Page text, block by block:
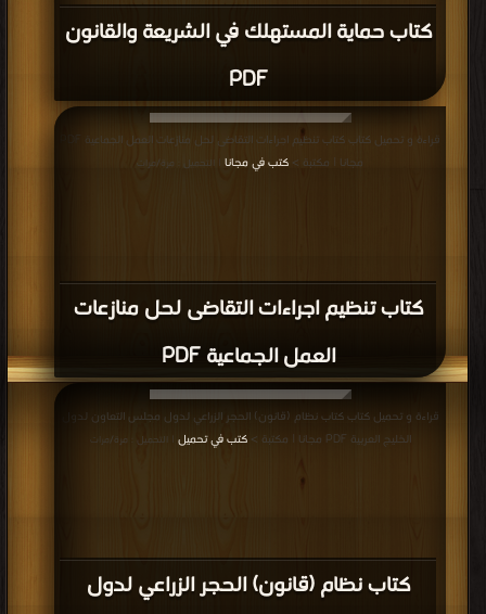
كتاب حماية المستهلك في الشريعة والقانون
PDF
كتاب تنظيم اجراءات التقاضى لحل منازعات
العمل الجماعية PDF
مجانا | مكتبة > كتب في مجانا | التحميل : مرة/مرات
كتاب نظام (قانون) الحجر الزراعي لدول
قراءة و تحميل كتاب كتاب نظام (قانون) الحجر الزراعي لدول مجلس التعاون لدول
الخليج العربية PDF مجانا | مكتبة >
كتب في تحميل | التحميل : مرة/مرات